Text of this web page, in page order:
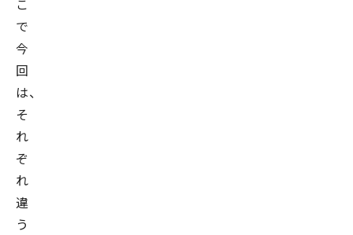
こ
で
今
回
は、
そ
れ
ぞ
れ
違
う